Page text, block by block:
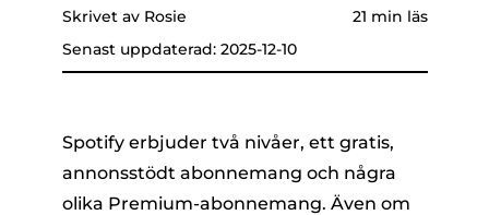
Apple Music till MP3
Suno till MP3
Skrivet av Rosie
Senast uppdaterad: 2025-12-10
21 min läs
Spotify erbjuder två nivåer, ett gratis,
annonsstödt abonnemang och några
olika Premium-abonnemang. Även om